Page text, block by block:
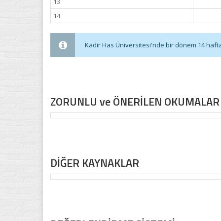
14
Kadir Has Üniversitesi'nde bir dönem 14
ZORUNLU ve ÖNERİLEN OKUMALAR
DİĞER KAYNAKLAR